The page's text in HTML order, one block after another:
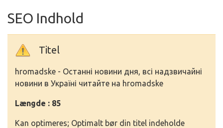
SEO Indhold
Titel
hromadske - Останні новини дня, всі надзвичайні
новини в Україні читайтe на hromadske
Længde : 85
Kan optimeres; Optimalt bør din titel indeholde